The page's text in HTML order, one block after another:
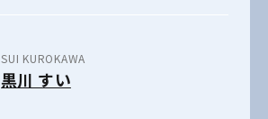
SUI KUROKAWA
黒川 すい